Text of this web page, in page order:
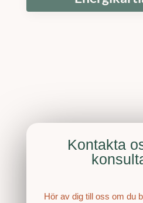
Kontakta
Hör av dig till oss om du